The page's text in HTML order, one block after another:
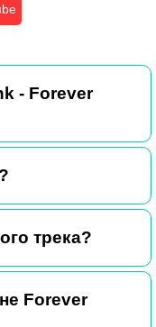
- Forever
трека?
Forever